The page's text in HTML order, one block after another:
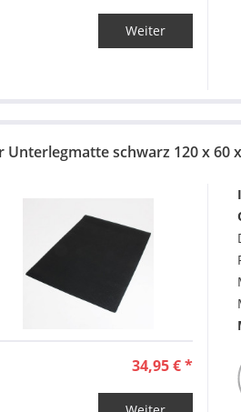
Weiter
Unterlegmatte schwarz 120 x 60
34,95 € *